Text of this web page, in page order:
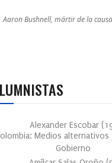
Aaron Bushnell, mártir de la
Alexander Escobar (
Medios alternativos
Gobierno